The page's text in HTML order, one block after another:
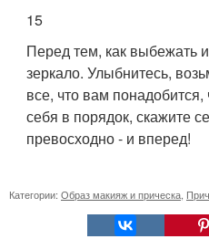
15
Перед тем, как выбежать
зеркало. Улыбнитесь,
все, что вам
себя в порядок, скажите
превосходно - и вперед!
Категории: Образ макияж и прическа